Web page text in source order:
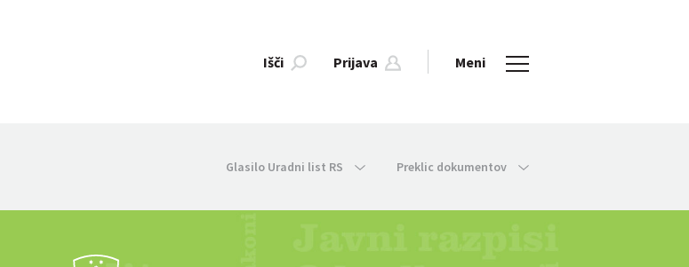
Išči Prijava Meni
Glasilo Uradni list RS Preklic dokumentov